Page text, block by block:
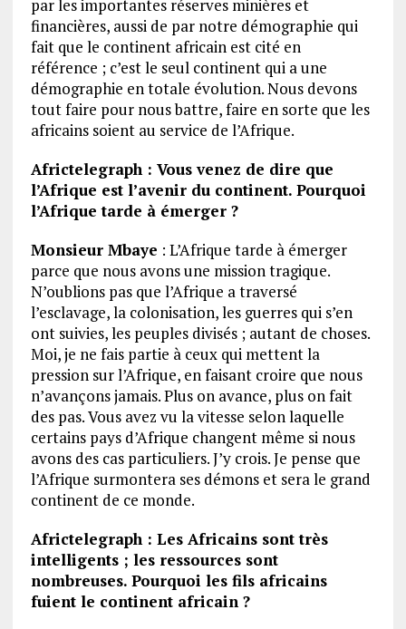
par les importantes réserves minières et
financières, aussi de par notre démographie qui
fait que le continent africain est cité en
référence ; c’est le seul continent qui a une
démographie en totale évolution. Nous devons
tout faire pour nous battre, faire en sorte que les
africains soient au service de l’Afrique.
Africtelegraph : Vous venez de dire que
l’Afrique est l’avenir du continent. Pourquoi
l’Afrique tarde à émerger ?
Monsieur Mbaye : L’Afrique tarde à émerger
parce que nous avons une mission tragique.
N’oublions pas que l’Afrique a traversé
l’esclavage, la colonisation, les guerres qui s’en
ont suivies, les peuples divisés ; autant de choses.
Moi, je ne fais partie à ceux qui mettent la
pression sur l’Afrique, en faisant croire que nous
n’avançons jamais. Plus on avance, plus on fait
des pas. Vous avez vu la vitesse selon laquelle
certains pays d’Afrique changent même si nous
avons des cas particuliers. J’y crois. Je pense que
l’Afrique surmontera ses démons et sera le grand
continent de ce monde.
Africtelegraph : Les Africains sont très
intelligents ; les ressources sont
nombreuses. Pourquoi les fils africains
fuient le continent africain ?